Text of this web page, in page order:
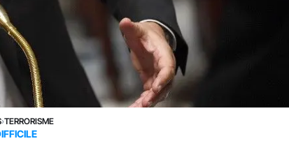
›TERRORISME